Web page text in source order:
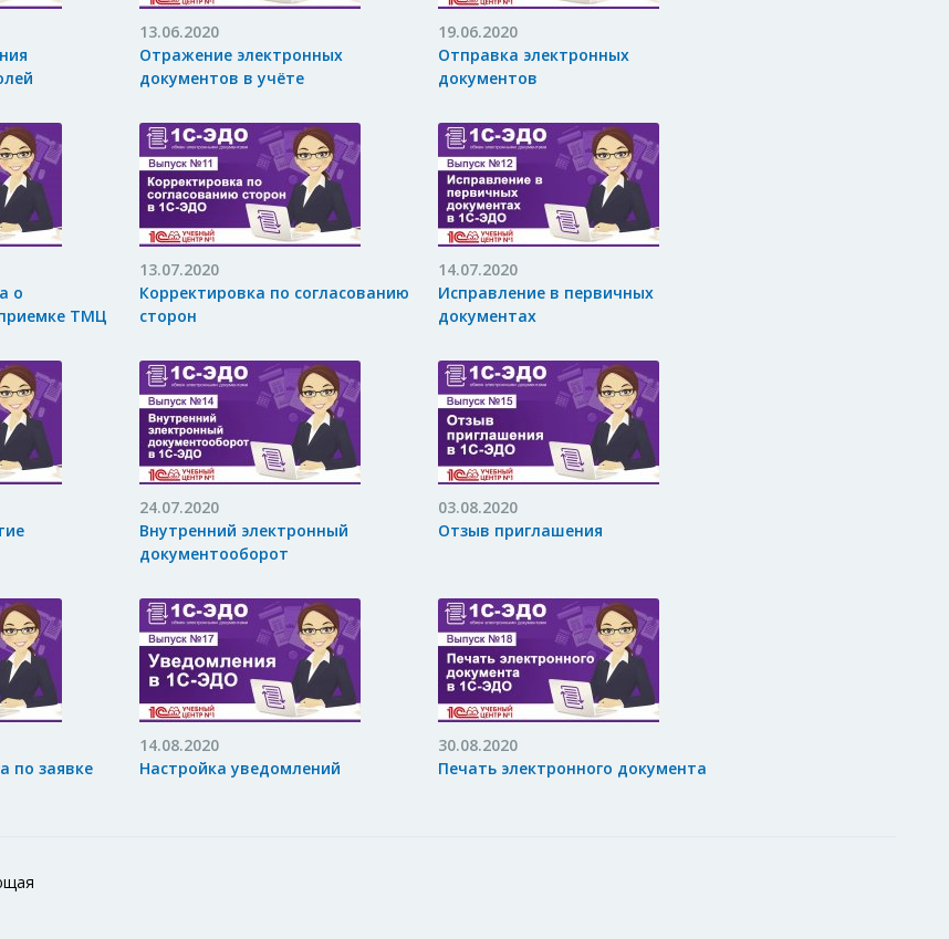
13.06.2020
Отражение электронных
документов в учёте
19.06.2020
Отправка электронных
документов
о
ТМЦ
13.07.2020
Корректировка по согласованию
сторон
14.07.2020
Исправление в первичных
документах
24.07.2020
Внутренний электронный
документооборот
03.08.2020
Отзыв приглашения
по заявке
14.08.2020
Настройка уведомлений
30.08.2020
Печать электронного документа